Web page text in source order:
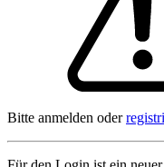
Bitte anmelden oder